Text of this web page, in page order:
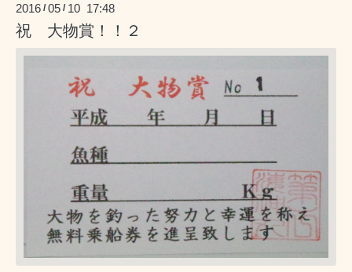
2016 /05 / 10 17:48
祝 大物賞！！２